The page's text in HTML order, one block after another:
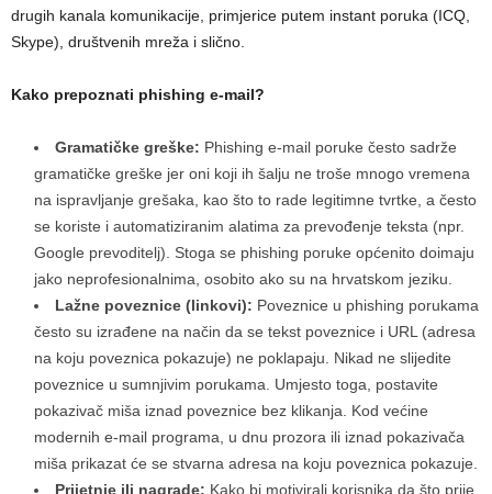
drugih kanala komunikacije, primjerice putem instant poruka (ICQ,
Skype), društvenih mreža i slično.
Kako prepoznati phishing e-mail?
Gramatičke greške: Phishing e-mail poruke često sadrže
gramatičke greške jer oni koji ih šalju ne troše mnogo vremena
na ispravljanje grešaka, kao što to rade legitimne tvrtke, a često
se koriste i automatiziranim alatima za prevođenje teksta (npr.
Google prevoditelj). Stoga se phishing poruke općenito doimaju
jako neprofesionalnima, osobito ako su na hrvatskom jeziku.
Lažne poveznice (linkovi): Poveznice u phishing porukama
često su izrađene na način da se tekst poveznice i URL (adresa
na koju poveznica pokazuje) ne poklapaju. Nikad ne slijedite
poveznice u sumnjivim porukama. Umjesto toga, postavite
pokazivač miša iznad poveznice bez klikanja. Kod većine
modernih e-mail programa, u dnu prozora ili iznad pokazivača
miša prikazat će se stvarna adresa na koju poveznica pokazuje.
Prijetnje ili nagrade: Kako bi motivirali korisnika da što prije